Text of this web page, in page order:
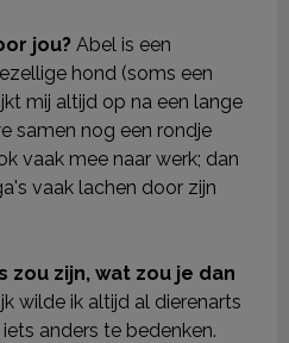
jou? Abel is een
hond (soms een
mij altijd op na een lange
samen nog een rondje
vaak mee naar werk; dan
vaak lachen door zijn
zijn, wat zou je dan
wilde ik altijd al dierenarts
anders te bedenken.